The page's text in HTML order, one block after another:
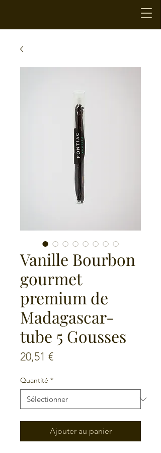
Vanille Bourbon
gourmet
premium de
Madagascar-
tube 5 Gousses
20,51 €Prix
Quantité *
Ajouter au panier